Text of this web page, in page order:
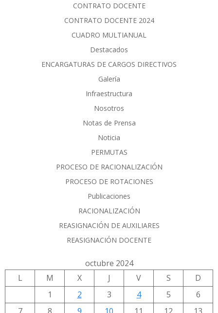
CONTRATO DOCENTE
CONTRATO DOCENTE 2024
CUADRO MULTIANUAL
Destacados
ENCARGATURAS DE CARGOS DIRECTIVOS
Galería
Infraestructura
Nosotros
Notas de Prensa
Noticia
PERMUTAS
PROCESO DE RACIONALIZACIÓN
PROCESO DE ROTACIONES
Publicaciones
RACIONALIZACIÓN
REASIGNACIÓN DE AUXILIARES
REASIGNACIÓN DOCENTE
octubre 2024
L
M X J V S
D
1
2 3 4 5
6